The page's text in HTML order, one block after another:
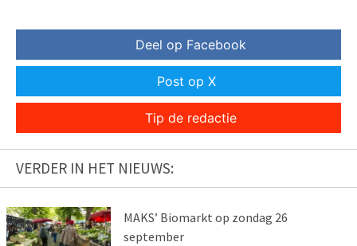
Deel op Facebook
Post op X
Tip de redactie
VERDER IN HET NIEUWS:
MAKS’ Biomarkt op zondag 26
september